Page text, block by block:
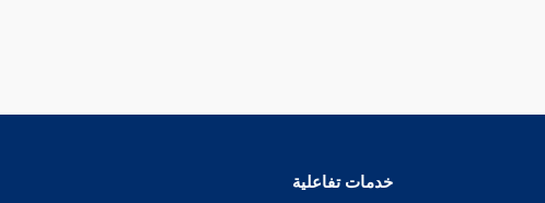
خدمات تفاعلية